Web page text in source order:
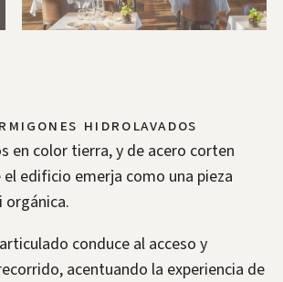
hidrolavados
en color tierra, y de acero corten
edificio emerja como una pieza
orgánica.
conduce al acceso y
acentuando la experiencia de